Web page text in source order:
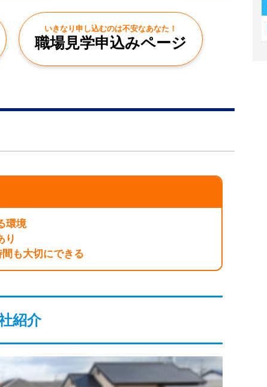
いきなり申し込むのは不安なあなた！
職場見学申込みページ
環境
り
も大切にできる
紹介